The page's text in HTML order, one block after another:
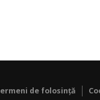
de folosință